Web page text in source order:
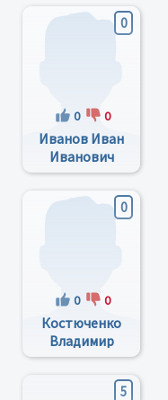
0
0 0
Иванов Иван
Иванович
0
0 0
Костюченко
Владимир
Яковлевич
5